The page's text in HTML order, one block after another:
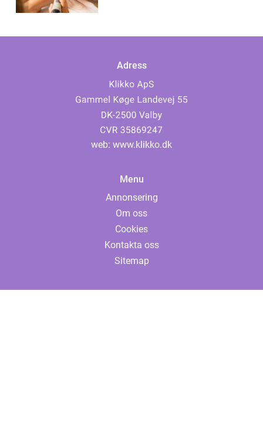
Adress
web: www.klikko.dk
Menu
Annonsering
Om oss
Cookies
Kontakta oss
Sitemap